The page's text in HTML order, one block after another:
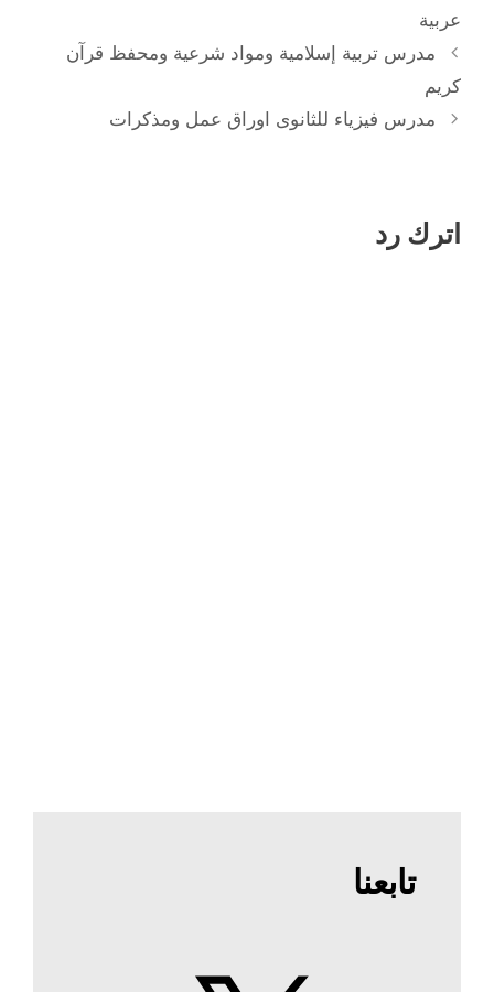
عربية
مدرس تربية إسلامية ومواد شرعية ومحفظ قرآن
كريم
مدرس فيزياء للثانوى اوراق عمل ومذكرات
اترك رد
تابعنا